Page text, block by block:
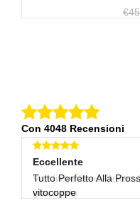
Con 4048 Recensioni
Eccellente
Venditore Serio Grazie
giova-pira
Eccellente
Tutto Perfetto Alla
vitocoppe